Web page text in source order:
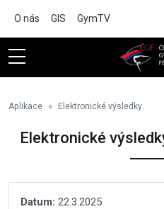
O nás GIS GymTV
Aplikace Elektronické výsledky
Elektronické
Datum: 22.3.2025